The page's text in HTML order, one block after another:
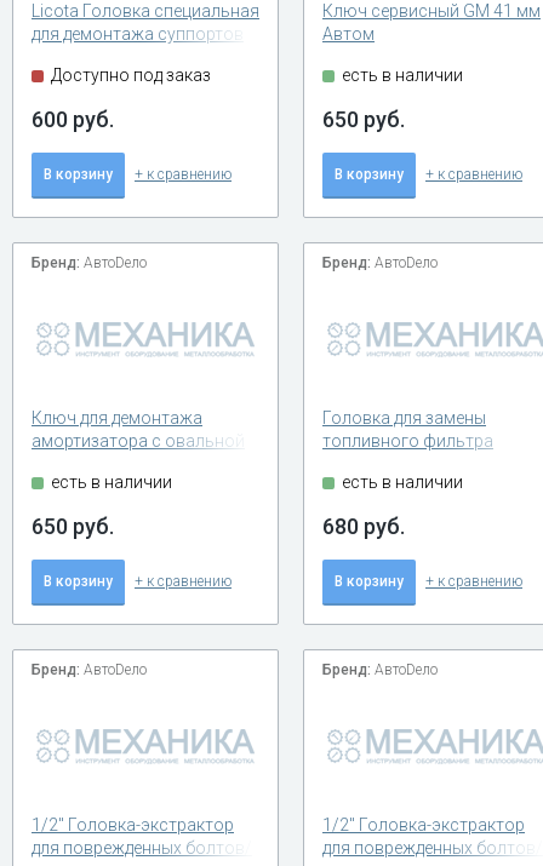
Licota Головка специальная
для демонтажа суппортов
Доступно под заказ
600 руб.
В корзину + к сравнению
Ключ сервисный GM 41 мм
Автом
есть в наличии
650 руб.
В корзину + к сравнению
Бренд: АвтоDело
Ключ для демонтажа
амортизатора с овальной
АвтоDело 41516
есть в наличии
650 руб.
В корзину + к сравнению
Бренд: АвтоDело
Головка для замены
топливного фильтра
АвтоDело 40382
есть в наличии
680 руб.
В корзину + к сравнению
Бренд: АвтоDело
1/2" Головка-экстрактор
для поврежденных болтов/
Бренд: АвтоDело
1/2" Головка-экстрактор
для поврежденных болтов/